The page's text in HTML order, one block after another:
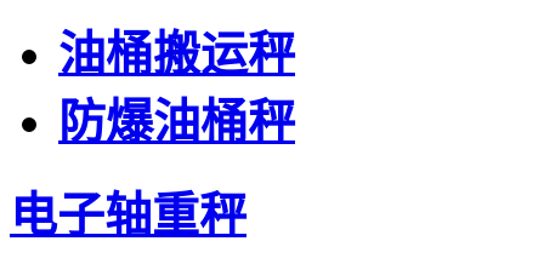
油桶搬运秤
防爆油桶秤
电子轴重秤